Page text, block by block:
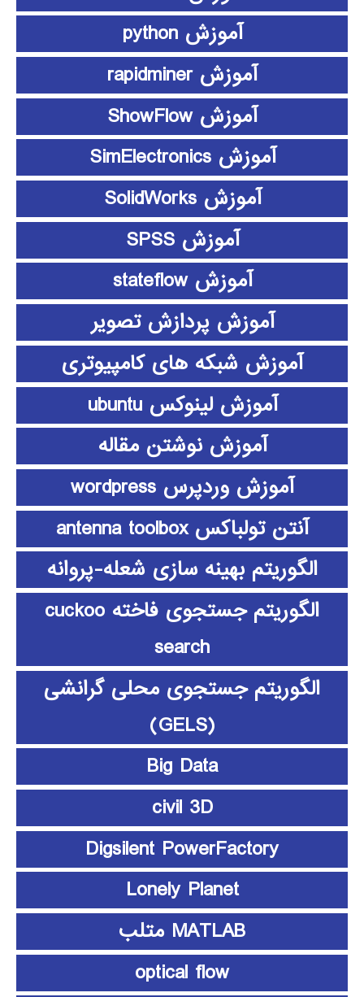
آموزش python
آموزش rapidminer
آموزش ShowFlow
آموزش SimElectronics
آموزش SolidWorks
آموزش SPSS
آموزش stateflow
آموزش پردازش تصویر
آموزش شبکه های کامپیوتری
آموزش لینوکس ubuntu
آموزش نوشتن مقاله
آموزش وردپرس wordpress
آنتن تولباکس antenna toolbox
الگوریتم بهینه سازی شعله-پروانه
الگوریتم جستجوی فاخته cuckoo
search
الگوریتم جستجوی محلی گرانشی
(GELS)
Big Data
civil 3D
Digsilent PowerFactory
Lonely Planet
MATLAB متلب
optical flow